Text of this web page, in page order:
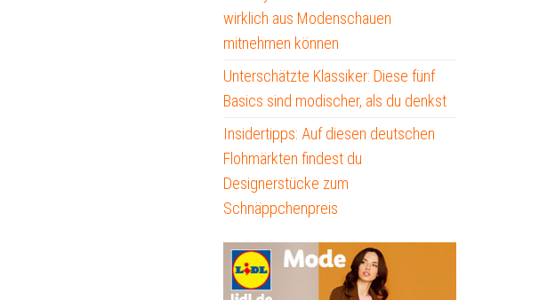
wirklich aus Modenschauen
mitnehmen können
Unterschätzte Klassiker: Diese fünf
Basics sind modischer, als du denkst
Insidertipps: Auf diesen deutschen
Flohmärkten findest du
Designerstücke zum
Schnäppchenpreis